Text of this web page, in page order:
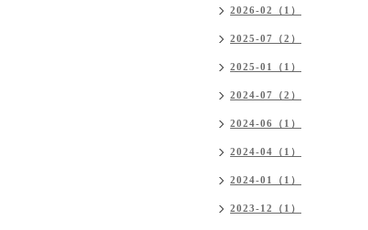
2026-02（1）
2025-07（2）
2025-01（1）
2024-07（2）
2024-06（1）
2024-04（1）
2024-01（1）
2023-12（1）